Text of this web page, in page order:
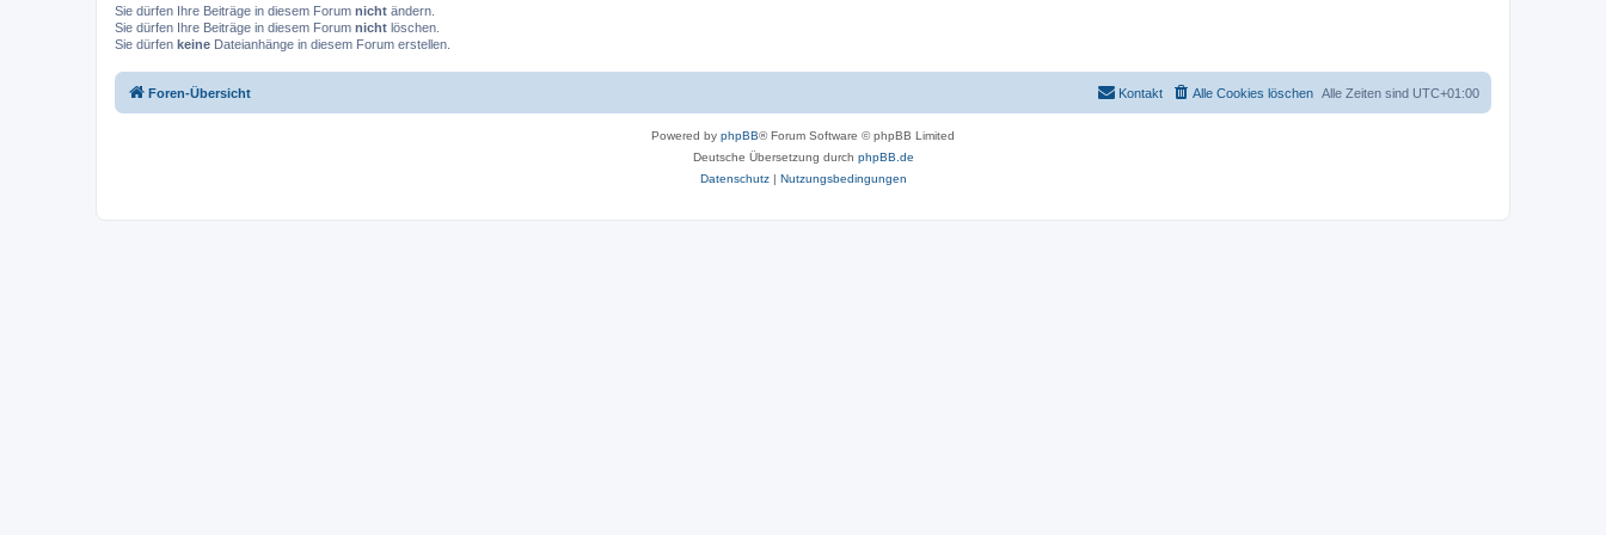
Sie dürfen Ihre Beiträge in diesem Forum nicht ändern.
Sie dürfen Ihre Beiträge in diesem Forum nicht löschen.
Sie dürfen keine Dateianhänge in diesem Forum erstellen.
Foren-Übersicht Alle Zeiten sind UTC+01:00
Alle Cookies löschen
Kontakt
Powered by phpBB® Forum Software © phpBB Limited
Deutsche Übersetzung durch phpBB.de
Datenschutz| Nutzungsbedingungen